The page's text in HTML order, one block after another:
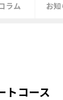
ラム お知
トコース